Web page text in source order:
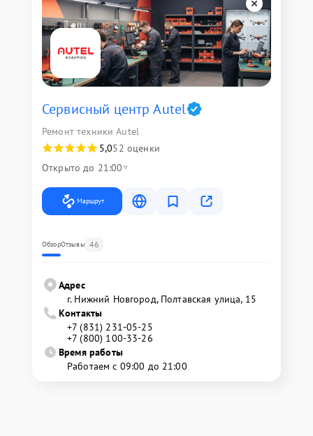
Сервисный центр Autel
Ремонт техники Autel
5,052 оценки
Открыто до 21:00
Маршрут
ОбзорОтзывы 46
Адрес
г. Нижний Новгород, Полтавская улица, 15
Контакты
+7 (831) 231-05-25
+7 (800) 100-33-26
Время работы
Работаем с 09:00 до 21:00